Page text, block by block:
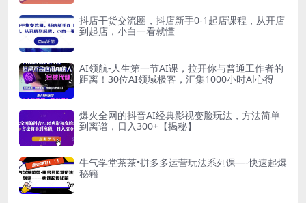
抖店干货交流圈，抖店新手0-1起店课程，从开店
到起店，小白一看就懂
AI领航-人生第一节AI课，拉开你与普通工作者的
距离！30位AI领域极客，汇集1000小时Al心得
爆火全网的抖音AI经典影视变脸玩法，方法简单
到离谱，日入300+【揭秘】
牛气学堂茶茶•拼多多运营玩法系列课—-快速起爆
秘籍